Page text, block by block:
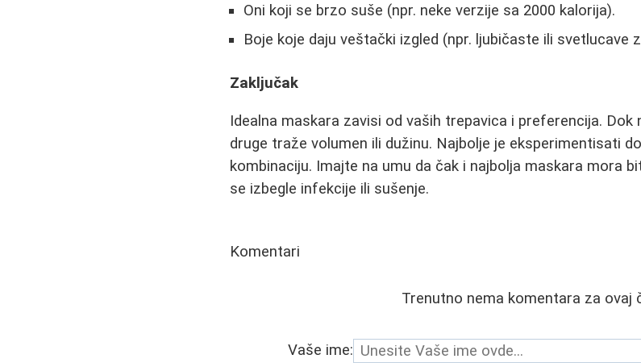
Oni koji se brzo suše (npr. neke verzije sa 2000 kalorija).
Boje koje daju veštački izgled (npr. ljubičaste ili svetlucave
Zaključak
Idealna maskara zavisi od vaših trepavica i preferencija. Dok
druge traže volumen ili dužinu. Najbolje je eksperimentisati
kombinaciju. Imajte na umu da čak i najbolja maskara mora
se izbegle infekcije ili sušenje.
Komentari
Trenutno nema komentara za ovaj
Vaše ime: